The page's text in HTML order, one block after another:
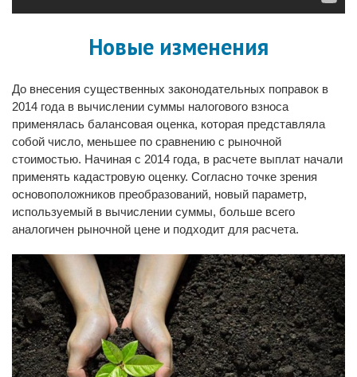
Новые изменения
До внесения существенных законодательных поправок в
2014 года в вычислении суммы налогового взноса
применялась балансовая оценка, которая представляла
собой число, меньшее по сравнению с рыночной
стоимостью. Начиная с 2014 года, в расчете выплат начали
применять кадастровую оценку. Согласно точке зрения
основоположников преобразований, новый параметр,
используемый в вычислении суммы, больше всего
аналогичен рыночной цене и подходит для расчета.